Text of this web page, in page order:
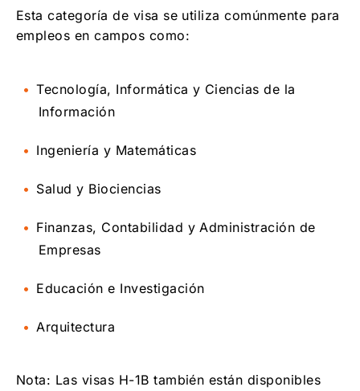
Esta categoría de visa se utiliza comúnmente para
empleos en campos como:
Tecnología, Informática y Ciencias de la
Información
Ingeniería y Matemáticas
Salud y Biociencias
Finanzas, Contabilidad y Administración de
Empresas
Educación e Investigación
Arquitectura
Nota: Las visas H-1B también están disponibles